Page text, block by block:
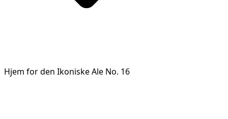
Hjem for den Ikoniske Ale No. 16